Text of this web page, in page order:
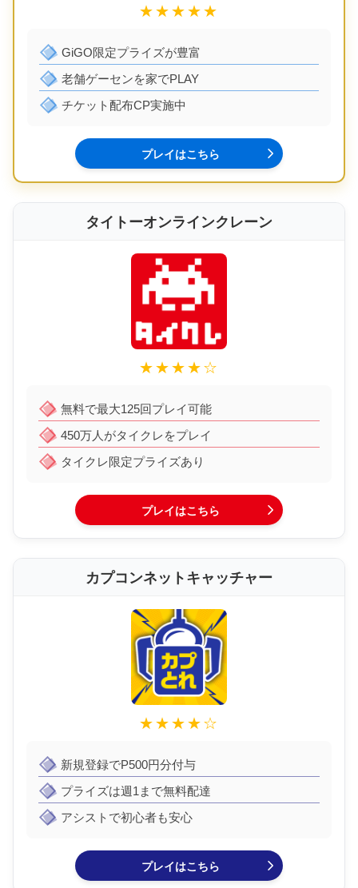
★★★★★
GiGO限定プライズが豊富
老舗ゲーセンを家でPLAY
チケット配布CP実施中
プレイはこちら
タイトーオンラインクレーン
★★★★☆
無料で最大125回プレイ可能
450万人がタイクレをプレイ
タイクレ限定プライズあり
プレイはこちら
カプコンネットキャッチャー
★★★★☆
新規登録でP500円分付与
プライズは週1まで無料配達
アシストで初心者も安心
プレイはこちら